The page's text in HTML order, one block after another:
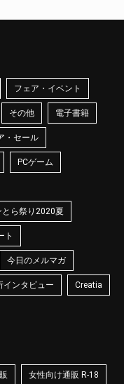
フェア・イベント
その他 電子書籍
・セール
PCゲーム
とら祭り2020夏
ト
今日のメルマガ
インタビュー Creatia
女性向け通販 R-18